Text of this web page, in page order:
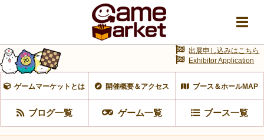
ゲームマーケットとは 開催概要＆アクセス ブース＆ホールMAP
ブログ一覧 ゲーム一覧 ブース一覧
出展申し込みはこちら
Exhibitor Application